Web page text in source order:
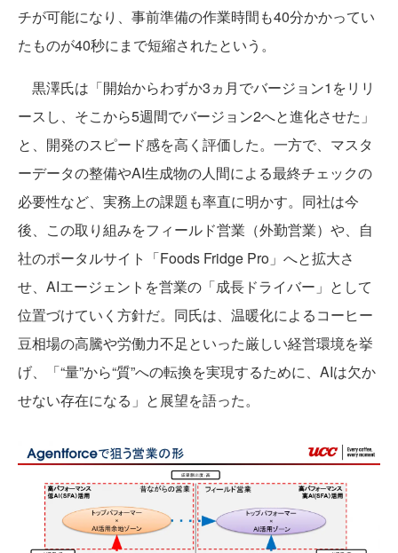
チが可能になり、事前準備の作業時間も40分かかってい
たものが40秒にまで短縮されたという。
黒澤氏は「開始からわずか3ヵ月でバージョン1をリリ
ースし、そこから5週間でバージョン2へと進化させた」
と、開発のスピード感を高く評価した。一方で、マスタ
ーデータの整備やAI生成物の人間による最終チェックの
必要性など、実務上の課題も率直に明かす。同社は今
後、この取り組みをフィールド営業（外勤営業）や、自
社のポータルサイト「Foods Fridge Pro」へと拡大さ
せ、AIエージェントを営業の「成長ドライバー」として
位置づけていく方針だ。同氏は、温暖化によるコーヒー
豆相場の高騰や労働力不足といった厳しい経営環境を挙
げ、「“量”から“質”への転換を実現するために、AIは欠か
せない存在になる」と展望を語った。